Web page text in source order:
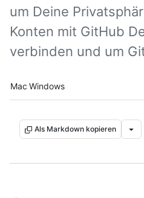
um Deine
Konten mit GitHub
verbinden und um
Platform navigation
Mac Windows
Als Markdown kopieren